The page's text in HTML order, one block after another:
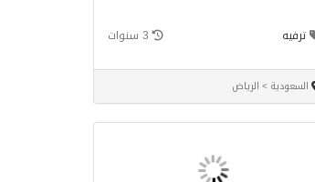
ترفيه 3 سنوات
السعودية > الرياض